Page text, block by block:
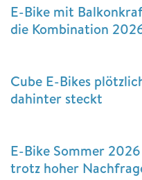
E-Bike mit
die Kombination
Cube E-Bikes
dahinter steckt
E-Bike Sommer
trotz hoher